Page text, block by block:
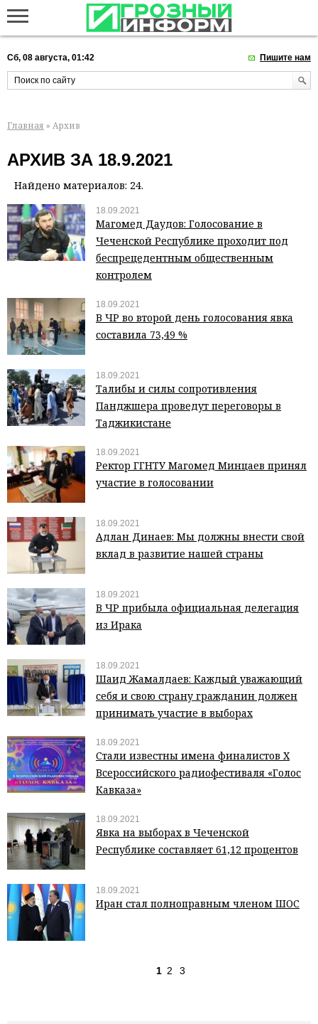
Сб, 08 августа, 01:42 Пишите нам
Главная » Архив
АРХИВ ЗА 18.9.2021
Найдено материалов: 24.
18.09.2021
Магомед Даудов: Голосование в
Чеченской Республике проходит под
беспрецедентным общественным
контролем
18.09.2021
В ЧР во второй день голосования явка
составила 73,49 %
18.09.2021
Талибы и силы сопротивления
Панджшера проведут переговоры в
Таджикистане
18.09.2021
Ректор ГГНТУ Магомед Минцаев принял
участие в голосовании
18.09.2021
Адлан Динаев: Мы должны внести свой
вклад в развитие нашей страны
18.09.2021
В ЧР прибыла официальная делегация
из Ирака
18.09.2021
Шаид Жамалдаев: Каждый уважающий
себя и свою страну гражданин должен
принимать участие в выборах
18.09.2021
Стали известны имена финалистов Х
Всероссийского радиофестиваля «Голос
Кавказа»
18.09.2021
Явка на выборах в Чеченской
Республике составляет 61,12 процентов
18.09.2021
Иран стал полноправным членом ШОС
1 2 3